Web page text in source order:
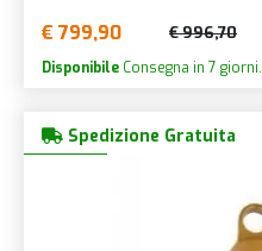
€ 799,90 € 996,70
Disponibile Consegna in 7 giorni.
Spedizione Gratuita